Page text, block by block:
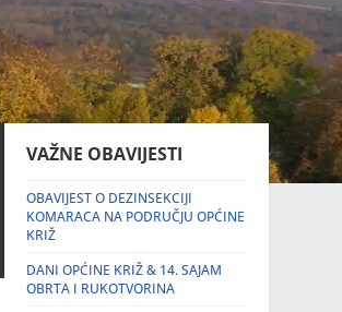
VAŽNE OBAVIJESTI
OBAVIJEST O DEZINSEKCIJI
KOMARACA NA PODRUČJU OPĆINE
KRIŽ
DANI OPĆINE KRIŽ & 14. SAJAM
OBRTA I RUKOTVORINA